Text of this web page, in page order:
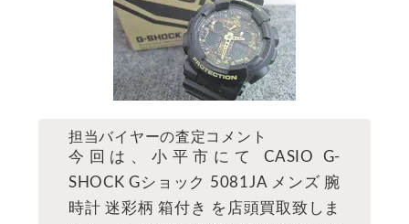
担当バイヤーの査定コメント
今回は、小平市にて CASIO G-
SHOCK Gショック 5081JA メンズ 腕
時計 迷彩柄 箱付き を店頭買取致しま